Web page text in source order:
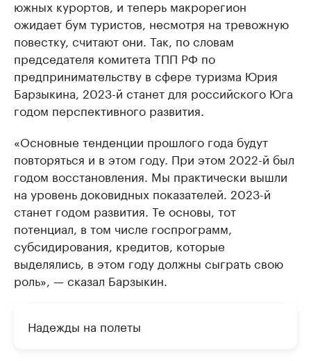
южных курортов, и теперь макрорегион
ожидает бум туристов, несмотря на тревожную
повестку, считают они. Так, по словам
председателя комитета ТПП РФ по
предпринимательству в сфере туризма Юрия
Барзыкина, 2023-й станет для российского Юга
годом перспективного развития.
«Основные тенденции прошлого года будут
повторяться и в этом году. При этом 2022-й был
годом восстановления. Мы практически вышли
на уровень доковидных показателей. 2023-й
станет годом развития. Те основы, тот
потенциал, в том числе госпрограмм,
субсидирования, кредитов, которые
выделялись, в этом году должны сыграть свою
роль», — сказал Барзыкин.
Надежды на полеты